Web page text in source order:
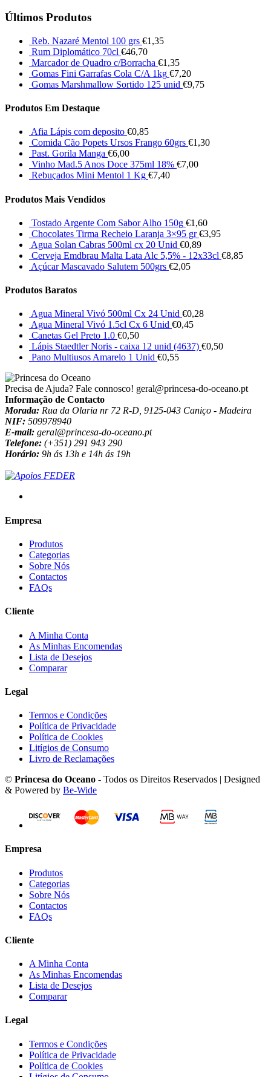
Últimos Produtos
Reb. Nazaré Mentol 100 grs €1,35
Rum Diplomático 70cl €46,70
Marcador de Quadro c/Borracha €1,35
Gomas Fini Garrafas Cola C/A 1kg €7,20
Gomas Marshmallow Sortido 125 unid €9,75
Produtos Em Destaque
Afia Lápis com deposito €0,85
Comida Cão Popets Ursos Frango 60grs €1,30
Past. Gorila Manga €6,00
Vinho Mad.5 Anos Doce 375ml 18% €7,00
Rebuçados Mini Mentol 1 Kg €7,40
Produtos Mais Vendidos
Tostado Argente Com Sabor Alho 150g €1,60
Chocolates Tirma Recheio Laranja 3×95 gr €3,95
Agua Solan Cabras 500ml cx 20 Unid €0,89
Cerveja Emdbrau Malta Lata Alc 5,5% - 12x33cl €8,85
Açúcar Mascavado Salutem 500grs €2,05
Produtos Baratos
Agua Mineral Vivó 500ml Cx 24 Unid €0,28
Agua Mineral Vivó 1.5cl Cx 6 Unid €0,45
Canetas Gel Preto 1.0 €0,50
Lápis Staedtler Noris - caixa 12 unid (4637) €0,50
Pano Multiusos Amarelo 1 Unid €0,55
Precisa de Ajuda? Fale connosco! geral@princesa-do-oceano.pt
Informação de Contacto
Morada: Rua da Olaria nr 72 R-D, 9125-043 Caniço - Madeira
NIF: 509978940
E-mail: geral@princesa-do-oceano.pt
Telefone: (+351) 291 943 290
Horário: 9h ás 13h e 14h ás 19h
Empresa
Produtos
Categorias
Sobre Nós
Contactos
FAQs
Cliente
A Minha Conta
As Minhas Encomendas
Lista de Desejos
Comparar
Legal
Termos e Condições
Política de Privacidade
Política de Cookies
Litígios de Consumo
Livro de Reclamações
© Princesa do Oceano - Todos os Direitos Reservados | Designed
& Powered by Be-Wide
Empresa
Produtos
Categorias
Sobre Nós
Contactos
FAQs
Cliente
A Minha Conta
As Minhas Encomendas
Lista de Desejos
Comparar
Legal
Termos e Condições
Política de Privacidade
Política de Cookies